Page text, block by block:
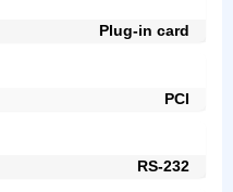
Plug-in card
PCI
RS-232